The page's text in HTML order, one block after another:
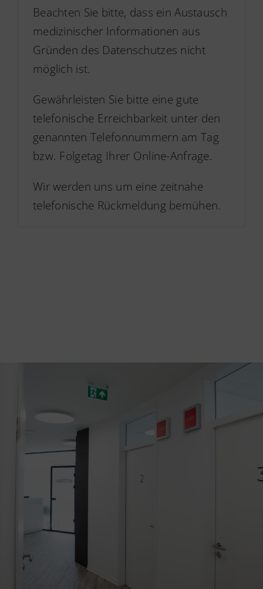
Beachten Sie bitte, dass ein Austausch
medizinischer Informationen aus
Gründen des Datenschutzes nicht
möglich ist.
Gewährleisten Sie bitte eine gute
telefonische Erreichbarkeit unter den
genannten Telefonnummern am Tag
bzw. Folgetag Ihrer Online-Anfrage.
Wir werden uns um eine zeitnahe
telefonische Rückmeldung bemühen.